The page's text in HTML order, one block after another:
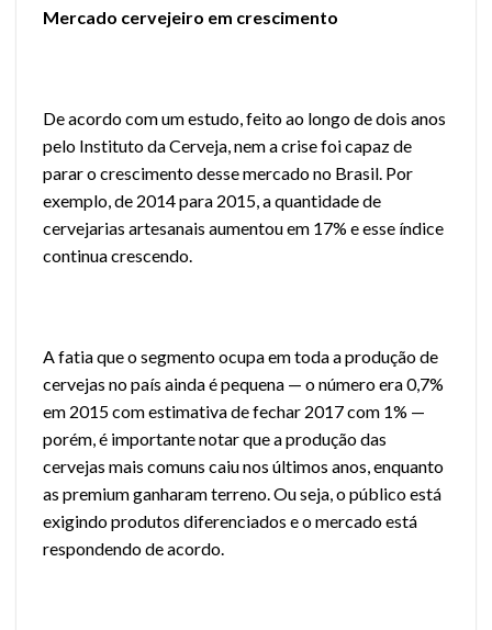
Mercado cervejeiro em crescimento
De acordo com um estudo, feito ao longo de dois anos
pelo Instituto da Cerveja, nem a crise foi capaz de
parar o crescimento desse mercado no Brasil. Por
exemplo, de 2014 para 2015, a quantidade de
cervejarias artesanais aumentou em 17% e esse índice
continua crescendo.
A fatia que o segmento ocupa em toda a produção de
cervejas no país ainda é pequena — o número era 0,7%
em 2015 com estimativa de fechar 2017 com 1% —
porém, é importante notar que a produção das
cervejas mais comuns caiu nos últimos anos, enquanto
as premium ganharam terreno. Ou seja, o público está
exigindo produtos diferenciados e o mercado está
respondendo de acordo.